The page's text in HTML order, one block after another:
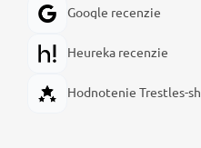
Google recenzie
Heureka recenzie
Hodnotenie Trestles-